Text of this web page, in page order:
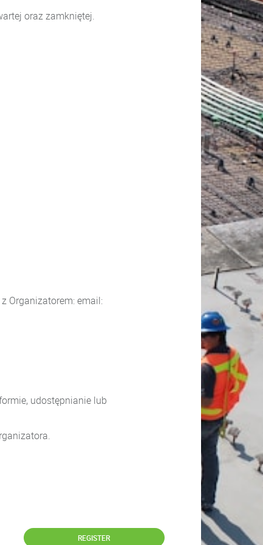
oraz zamkniętej.
Organizatorem: email:
udostępnianie lub
REGISTER